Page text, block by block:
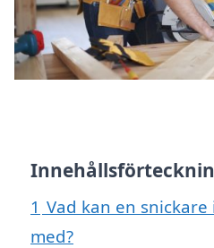
1 Vad kan en
med?